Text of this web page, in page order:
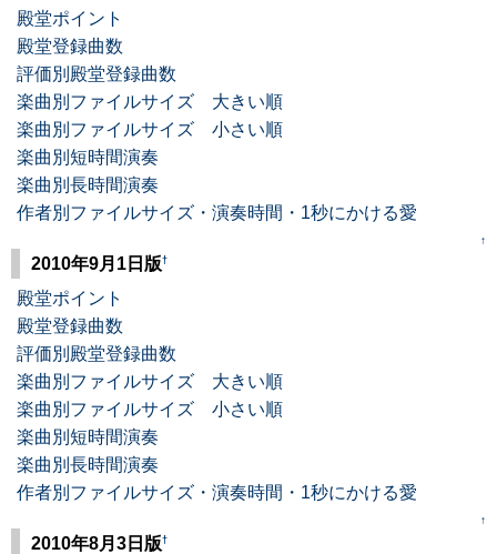
殿堂ポイント
殿堂登録曲数
評価別殿堂登録曲数
楽曲別ファイルサイズ 大きい順
楽曲別ファイルサイズ 小さい順
楽曲別短時間演奏
楽曲別長時間演奏
作者別ファイルサイズ・演奏時間・1秒にかける愛
↑
2010年9月1日版†
殿堂ポイント
殿堂登録曲数
評価別殿堂登録曲数
楽曲別ファイルサイズ 大きい順
楽曲別ファイルサイズ 小さい順
楽曲別短時間演奏
楽曲別長時間演奏
作者別ファイルサイズ・演奏時間・1秒にかける愛
↑
2010年8月3日版†